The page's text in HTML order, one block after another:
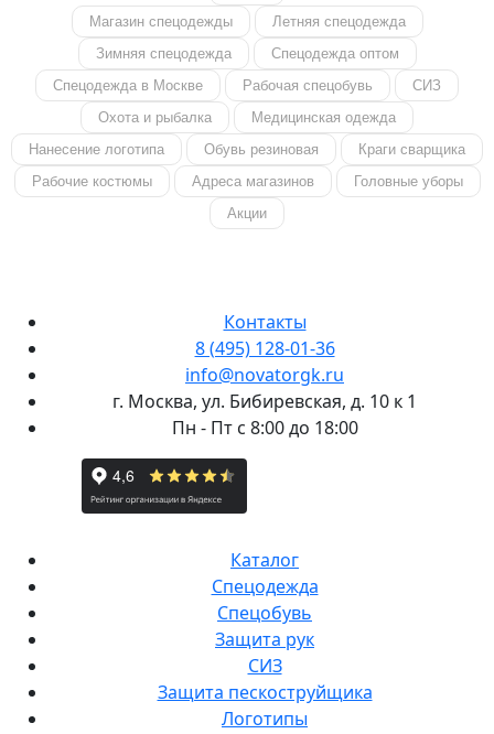
Магазин спецодежды
Летняя спецодежда
Зимняя спецодежда
Спецодежда оптом
Спецодежда в Москве
Рабочая спецобувь
СИЗ
Охота и рыбалка
Медицинская одежда
Нанесение логотипа
Обувь резиновая
Краги сварщика
Рабочие костюмы
Адреса магазинов
Головные уборы
Акции
Контакты
8 (495) 128-01-36
info@novatorgk.ru
г. Москва, ул. Бибиревская, д. 10 к 1
Пн - Пт с 8:00 до 18:00
Каталог
Спецодежда
Спецобувь
Защита рук
СИЗ
Защита пескоструйщика
Логотипы